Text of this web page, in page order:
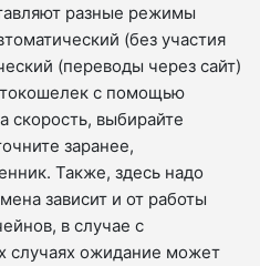
разные режимы
(без участия
(переводы через сайт)
с помощью
скорость, выбирайте
заранее,
Также, здесь надо
зависит и от работы
в случае с
случаях ожидание может